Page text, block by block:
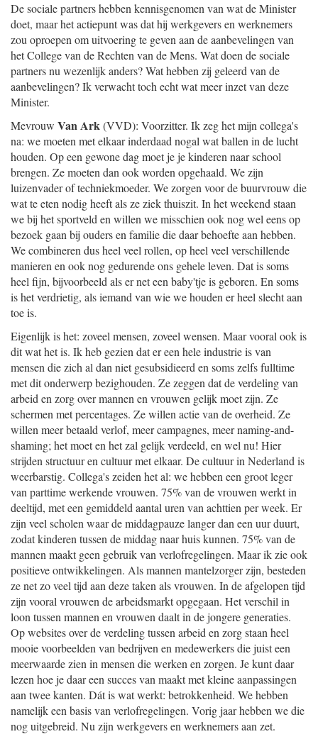
De sociale partners hebben kennisgenomen van wat de Minister
doet, maar het actiepunt was dat hij werkgevers en werknemers
zou oproepen om uitvoering te geven aan de aanbevelingen van
het College van de Rechten van de Mens. Wat doen de sociale
partners nu wezenlijk anders? Wat hebben zij geleerd van de
aanbevelingen? Ik verwacht toch echt wat meer inzet van deze
Minister.
Mevrouw Van Ark(VVD): Voorzitter. Ik zeg het mijn collega's
na: we moeten met elkaar inderdaad nogal wat ballen in de lucht
houden. Op een gewone dag moet je je kinderen naar school
brengen. Ze moeten dan ook worden opgehaald. We zijn
luizenvader of techniekmoeder. We zorgen voor de buurvrouw die
wat te eten nodig heeft als ze ziek thuiszit. In het weekend staan
we bij het sportveld en willen we misschien ook nog wel eens op
bezoek gaan bij ouders en familie die daar behoefte aan hebben.
We combineren dus heel veel rollen, op heel veel verschillende
manieren en ook nog gedurende ons gehele leven. Dat is soms
heel fijn, bijvoorbeeld als er net een baby'tje is geboren. En soms
is het verdrietig, als iemand van wie we houden er heel slecht aan
toe is.
Eigenlijk is het: zoveel mensen, zoveel wensen. Maar vooral ook is
dit wat het is. Ik heb gezien dat er een hele industrie is van
mensen die zich al dan niet gesubsidieerd en soms zelfs fulltime
met dit onderwerp bezighouden. Ze zeggen dat de verdeling van
arbeid en zorg over mannen en vrouwen gelijk moet zijn. Ze
schermen met percentages. Ze willen actie van de overheid. Ze
willen meer betaald verlof, meer campagnes, meer naming-and-
shaming; het moet en het zal gelijk verdeeld, en wel nu! Hier
strijden structuur en cultuur met elkaar. De cultuur in Nederland is
weerbarstig. Collega's zeiden het al: we hebben een groot leger
van parttime werkende vrouwen. 75% van de vrouwen werkt in
deeltijd, met een gemiddeld aantal uren van achttien per week. Er
zijn veel scholen waar de middagpauze langer dan een uur duurt,
zodat kinderen tussen de middag naar huis kunnen. 75% van de
mannen maakt geen gebruik van verlofregelingen. Maar ik zie ook
positieve ontwikkelingen. Als mannen mantelzorger zijn, besteden
ze net zo veel tijd aan deze taken als vrouwen. In de afgelopen tijd
zijn vooral vrouwen de arbeidsmarkt opgegaan. Het verschil in
loon tussen mannen en vrouwen daalt in de jongere generaties.
Op websites over de verdeling tussen arbeid en zorg staan heel
mooie voorbeelden van bedrijven en medewerkers die juist een
meerwaarde zien in mensen die werken en zorgen. Je kunt daar
lezen hoe je daar een succes van maakt met kleine aanpassingen
aan twee kanten. Dát is wat werkt: betrokkenheid. We hebben
namelijk een basis van verlofregelingen. Vorig jaar hebben we die
nog uitgebreid. Nu zijn werkgevers en werknemers aan zet.